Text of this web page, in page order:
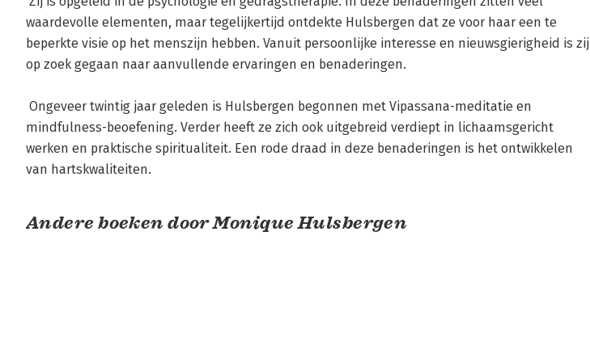
waardevolle elementen, maar tegelijkertijd ontdekte Hulsbergen dat ze voor haar een te
beperkte visie op het menszijn hebben. Vanuit persoonlijke interesse en nieuwsgierigheid is zij
op zoek gegaan naar aanvullende ervaringen en benaderingen.
mindfulness-beoefening. Verder heeft ze zich ook uitgebreid verdiept in lichaamsgericht
werken en praktische spiritualiteit. Een rode draad in deze benaderingen is het ontwikkelen
van hartskwaliteiten.
Andere boeken door Monique Hulsbergen